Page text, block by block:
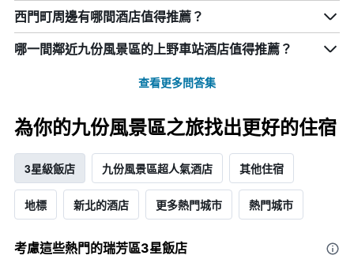
西門町周邊有哪間酒店值得推薦？
哪一間鄰近九份風景區的上野車站酒店值得推薦？
查看更多問答集
為你的九份風景區之旅找出更好的住宿
3星級飯店 九份風景區超人氣酒店 其他住宿
地標 新北的酒店 更多熱門城市 熱門城市
考慮這些熱門的瑞芳區3星​飯店